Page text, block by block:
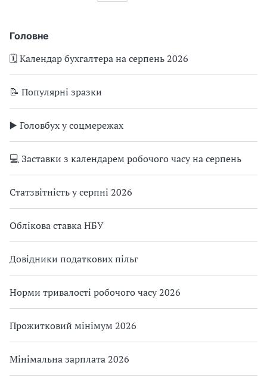
Головне
🗓️ Календар бухгалтера на серпень 2026
📝 Популярні зразки
▶️ Головбух у соцмережах
💻 Заставки з календарем робочого часу на серпень
Статзвітність у серпні 2026
Облікова ставка НБУ
Довідники податкових пільг
Норми тривалості робочого часу 2026
Прожитковий мінімум 2026
Мінімальна зарплата 2026